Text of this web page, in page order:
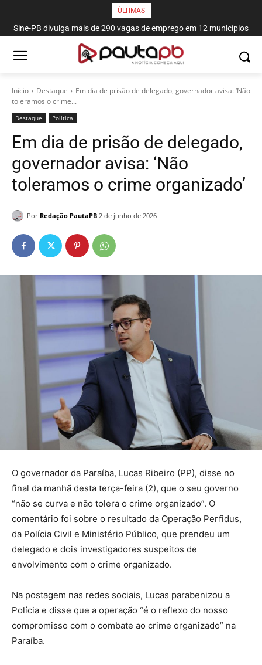
ÚLTIMAS
Sine-PB divulga mais de 290 vagas de emprego em 12 municípios
paraibanos
Início Destaque
Em dia de prisão de delegado, governador avisa: ‘Não
toleramos o crime...
Destaque Política
Em dia de prisão de delegado,
governador avisa: ‘Não
toleramos o crime organizado’
Por Redação PautaPB 2 de junho de 2026
O governador da Paraíba, Lucas Ribeiro (PP), disse no
final da manhã desta terça-feira (2), que o seu governo
“não se curva e não tolera o crime organizado”. O
comentário foi sobre o resultado da Operação Perfidus,
da Polícia Civil e Ministério Público, que prendeu um
delegado e dois investigadores suspeitos de
envolvimento com o crime organizado.
Na postagem nas redes sociais, Lucas parabenizou a
Polícia e disse que a operação “é o reflexo do nosso
compromisso com o combate ao crime organizado” na
Paraíba.